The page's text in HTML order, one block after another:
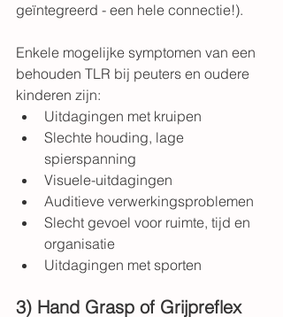
geïntegreerd - een hele connectie!).
Enkele mogelijke symptomen van een
behouden TLR bij peuters en oudere
kinderen zijn:
Uitdagingen met kruipen
Slechte houding, lage
spierspanning
Visuele-uitdagingen
Auditieve verwerkingsproblemen
Slecht gevoel voor ruimte, tijd en
organisatie
Uitdagingen met sporten
3) Hand Grasp of Grijpreflex